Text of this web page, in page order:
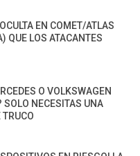
EN COMET/ATLAS
QUE LOS ATACANTES
O VOLKSWAGEN
SOLO NECESITAS UNA
TRUCO